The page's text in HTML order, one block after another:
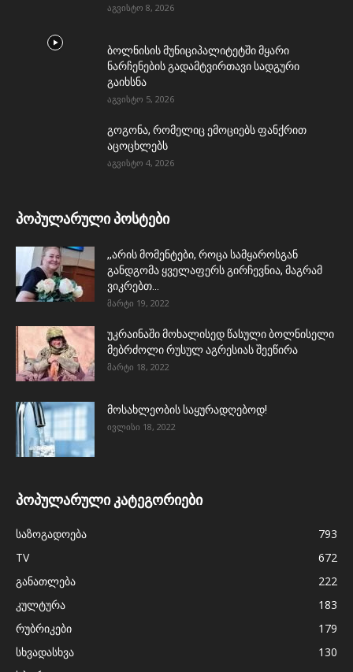
აგვისტო 8, 2026
ბოლნისის მუნიციპალიტეტში მყარი
ნარჩენების გადამტვირთავი სადგური
გაიხსნა
აგვისტო 5, 2026
გოგონა, რომელიც ემოციებს ფანქრით
აცოცხლებს
აგვისტო 4, 2026
პოპულარული პოსტები
,,არის მომენტები, როცა სამყაროსგან
განდგომა ყველაფერს გირჩევნია, მაგრამ
ვიკრებთ...
მარტი 19, 2022
უკრაინაში მოხალისედ წასული ბოლნისელი
მებრძოლი რუსულ აგრესიას შეეწირა
მარტი 18, 2022
მოსახლეობის საყურადღებოდ!
ივლისი 18, 2022
პოპულარული კატეგორიები
საზოგადოება
793
TV
672
განათლება
222
კულტურა
183
რუბრიკები
179
სხვადასხვა
130